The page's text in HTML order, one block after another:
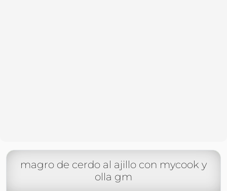
magro de cerdo al ajillo con mycook y
olla gm